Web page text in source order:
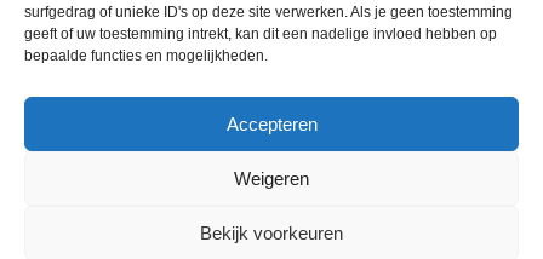
surfgedrag of unieke ID's op deze site verwerken. Als je geen toestemming
geeft of uw toestemming intrekt, kan dit een nadelige invloed hebben op
bepaalde functies en mogelijkheden.
Accepteren
Weigeren
Bekijk voorkeuren
Contact met onze inkoop
Klantenservice
Annuleer & Retourbeleid
Horeca-Groothandel
Wij gebruiken cookies om uw ervaring op onze